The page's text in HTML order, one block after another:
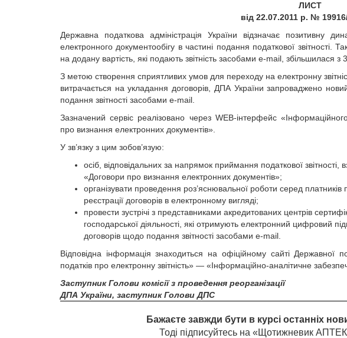
ЛИСТ
від 22.07.2011 р. №
Державна податкова адміністрація України відзначає позитивну
електронного документообігу в частині подання податкової звітності.
на додану вартість, які подають звітність засобами e-mail, збільшилася з
З метою створення сприятливих умов для переходу на електронну
витрачається на укладання договорів, ДПА України запроваджено
подання звітності засобами e-mail.
Зазначений сервіс реалізовано через WEB-інтерфейс
про визнання електронних документів».
У зв’язку з цим зобов’язую:
осіб, відповідальних за напрямок приймання податкової
«Договори про визнання електронних документів»;
організувати проведення роз’яснювальної роботи серед
реєстрації договорів в електронному вигляді;
провести зустрічі з представниками акредитованих центрів
господарської діяльності, які отримують електронний цифровий
договорів щодо подання звітності засобами e-mail.
Відповідна інформація знаходиться на офіційному сайті Державної
податків про електронну звітність» — «Інформаційно-аналітичне
Заступник Голови комісії з проведення реорганізації
ДПА України, заступник Голови ДПС
Бажаєте завжди бути в курсі останніх
Тоді підписуйтесь на «Щотижневик